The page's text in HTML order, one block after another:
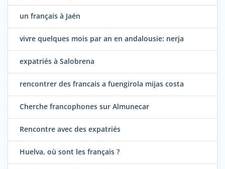
un français à Jaén
vivre quelques mois par an en andalousie: nerja
expatriés à Salobrena
rencontrer des francais a fuengirola mijas costa
Cherche francophones sur Almunecar
Rencontre avec des expatriés
Huelva, où sont les français ?